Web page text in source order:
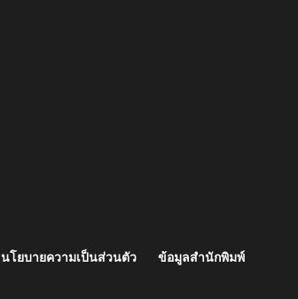
นโยบายความเป็นส่วนตัว ข้อมูลสำนักพิมพ์